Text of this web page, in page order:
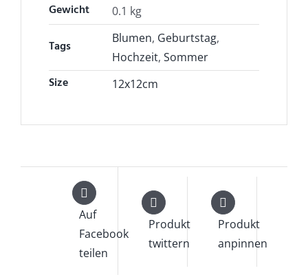
Gewicht 0.1 kg
Tags Blumen, Geburtstag,
Hochzeit, Sommer
Size 12x12cm
Auf
Facebook
teilen
Produkt
twittern
Produkt
anpinnen